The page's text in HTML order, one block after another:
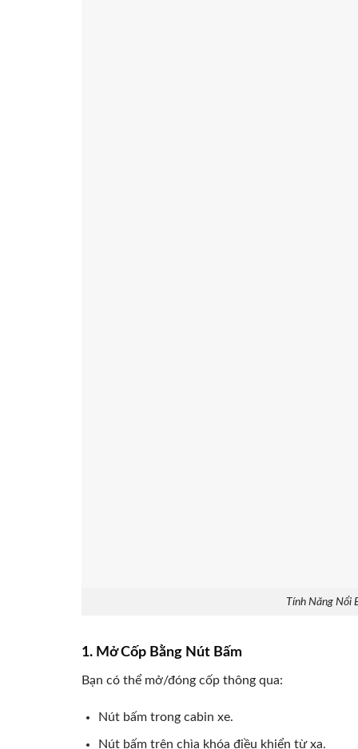
Tính Năng Nổi
1. Mở Cốp Bằng Nút Bấm
Bạn có thể mở/đóng cốp thông qua:
Nút bấm trong cabin xe.
Nút bấm trên chìa khóa điều khiển từ xa.